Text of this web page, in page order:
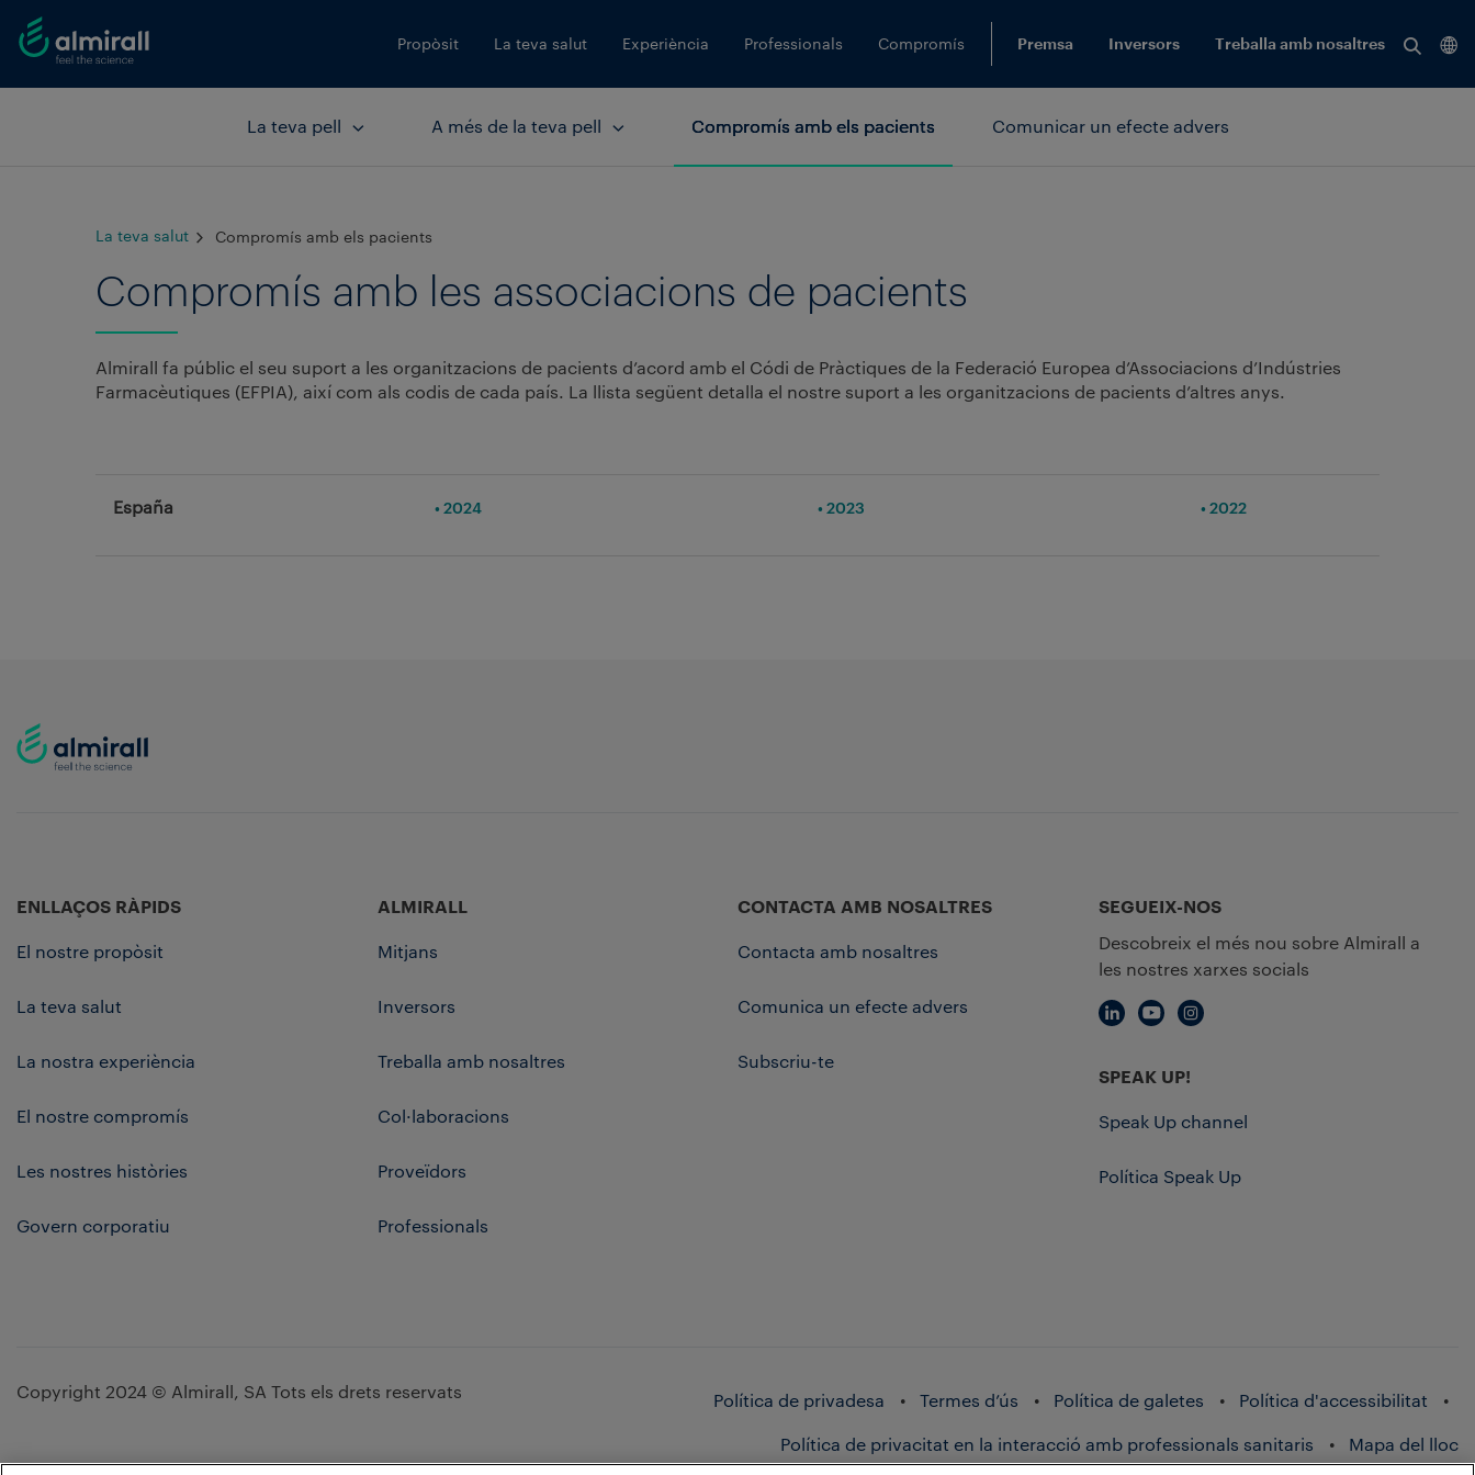
Propòsit La teva salut Experiència Professionals Compromís Premsa Inversors Treballa amb nosaltres
Veure
La teva pell A més de la teva pell Compromís amb els pacients Comunicar un efecte advers
La teva salut Compromís amb els pacients
Compromís amb les associacions de pacients
Almirall fa públic el seu suport a les organitzacions de pacients d’acord amb el Códi de Pràctiques de la Federació Europea d’Associacions d’Indústries
Farmacèutiques (EFPIA), així com als codis de cada país. La llista següent detalla el nostre suport a les organitzacions de pacients d’altres anys.
España • 2024 • 2023 • 2022
ENLLAÇOS RÀPIDS
El nostre propòsit
La teva salut
La nostra experiència
El nostre compromís
Les nostres històries
Govern corporatiu
ALMIRALL
Mitjans
Inversors
Treballa amb nosaltres
Col·laboracions
Proveïdors
Professionals
CONTACTA AMB NOSALTRES
Contacta amb nosaltres
Comunica un efecte advers
Subscriu-te
SEGUEIX-NOS
Descobreix el més nou sobre Almirall a
les nostres xarxes socials
SPEAK UP!
Speak Up channel
Política Speak Up
Copyright 2024 © Almirall, SA Tots els drets reservats Política de privadesa Termes d’ús Política de galetes Política d'accessibilitat
Política de privacitat en la interacció amb professionals sanitaris Mapa del lloc